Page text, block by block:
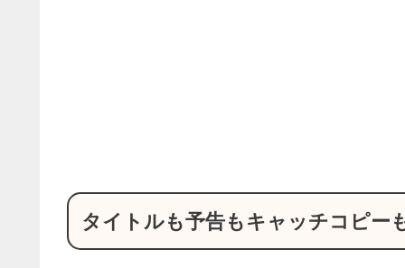
タイトルも予告もキャッチコピー